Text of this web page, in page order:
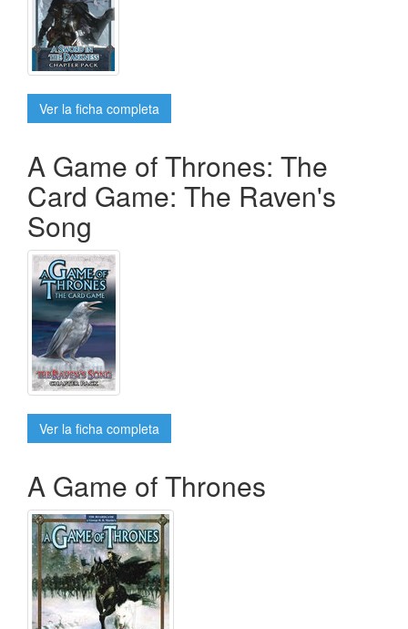
Ver la ficha completa
A Game of Thrones: The
Card Game: The Raven's
Song
Ver la ficha completa
A Game of Thrones